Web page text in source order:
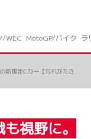
/WEC MotoGP/バイク ラ
新規定Cカー【忘れがたき
視野に。